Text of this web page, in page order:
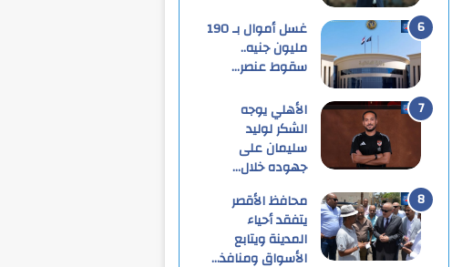
غسل أموال بـ 190
مليون جنيه..
سقوط عنصر…
الأهلي يوجه
الشكر لوليد
سليمان على
جهوده خلال…
محافظ الأقصر
يتفقد أحياء
المدينة ويتابع
الأسواق ومنافذ…